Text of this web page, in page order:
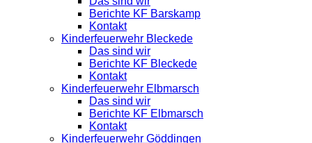
Berichte KF Barskamp
Kontakt
Kinderfeuerwehr Bleckede
Das sind wir
Berichte KF Bleckede
Kontakt
Kinderfeuerwehr Elbmarsch
Das sind wir
Berichte KF Elbmarsch
Kontakt
Kinderfeuerwehr Göddingen